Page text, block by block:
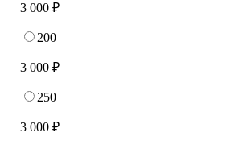
3 000 ₽
200
3 000 ₽
250
3 000 ₽